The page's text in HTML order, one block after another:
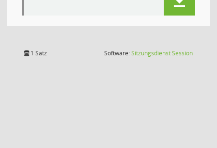
1 Satz Software:SitzungsdienstSession(Wird in